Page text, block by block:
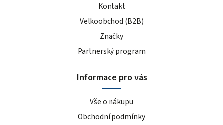
Kontakt
Velkoobchod (B2B)
Značky
Partnerský program
Informace pro vás
Vše o nákupu
Obchodní podmínky